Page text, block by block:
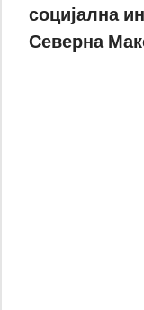
социјална
Северна